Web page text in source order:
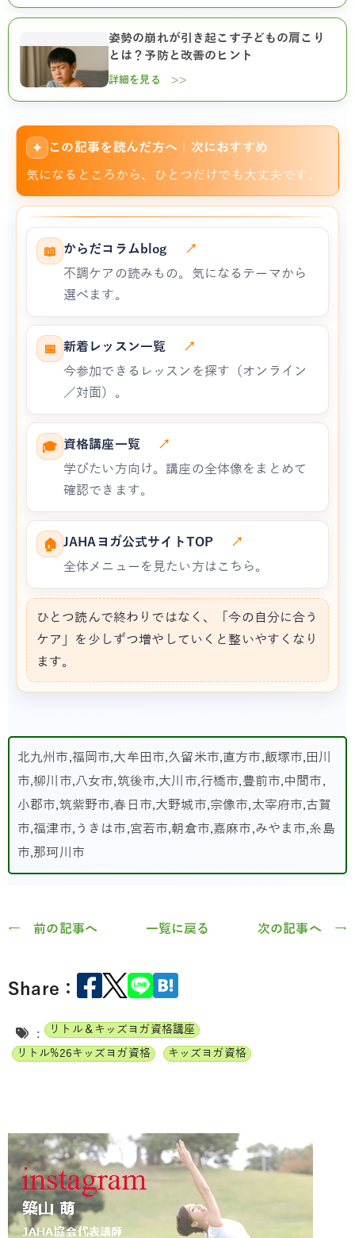
姿勢の崩れが引き起こす子どもの肩こり
とは？予防と改善のヒント
詳細を見る >>
✦ この記事を読んだ方へ｜次におすすめ
気になるところから、ひとつだけでも大丈夫です。
📖 からだコラムblog
↗
不調ケアの読みもの。気になるテーマから
選べます。
📅 新着レッスン一覧
↗
今参加できるレッスンを探す（オンライン
／対面）。
🎓 資格講座一覧
↗
学びたい方向け。講座の全体像をまとめて
確認できます。
🏠 JAHAヨガ公式サイトTOP
↗
全体メニューを見たい方はこちら。
ひとつ読んで終わりではなく、「今の自分に合う
ケア」を少しずつ増やしていくと整いやすくなり
ます。
北九州市,福岡市,大牟田市,久留米市,直方市,飯塚市,田川
市,柳川市,八女市,筑後市,大川市,行橋市,豊前市,中間市,
小郡市,筑紫野市,春日市,大野城市,宗像市,太宰府市,古賀
市,福津市,うきは市,宮若市,朝倉市,嘉麻市,みやま市,糸島
市,那珂川市
← 前の記事へ 一覧に戻る 次の記事へ →
Share：
:
リトル＆キッズヨガ資格講座
リトル%26キッズヨガ資格
キッズヨガ資格